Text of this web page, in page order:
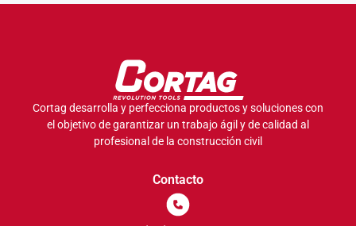
Cortag desarrolla y perfecciona productos y soluciones con
el objetivo de garantizar un trabajo ágil y de calidad al
profesional de la construcción civil
Contacto